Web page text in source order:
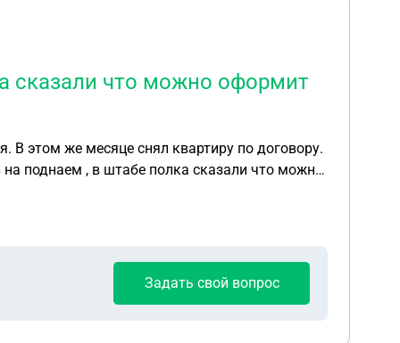
сказали что можно оформит
этом же месяце снял квартиру по договору.
поднаем , в штабе полка сказали что можно
полка и закрытия финансового года .
Задать свой вопрос